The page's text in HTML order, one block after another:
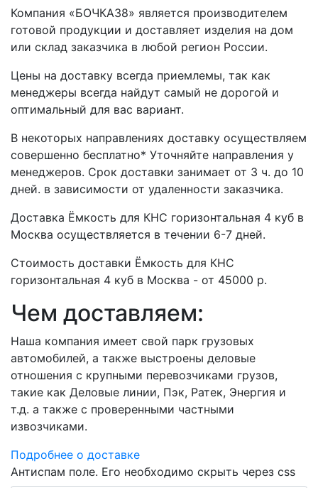
Компания «БОЧКА38» является производителем
готовой продукции и доставляет изделия на дом
или склад заказчика в любой регион России.
Цены на доставку всегда приемлемы, так как
менеджеры всегда найдут самый не дорогой и
оптимальный для вас вариант.
В некоторых направлениях доставку осуществляем
совершенно бесплатно* Уточняйте направления у
менеджеров. Срок доставки занимает от 3 ч. до 10
дней. в зависимости от удаленности заказчика.
Доставка Ёмкость для КНС горизонтальная 4 куб в
Москва осуществляется в течении 6-7 дней.
Стоимость доставки Ёмкость для КНС
горизонтальная 4 куб в Москва - от 45000 р.
Чем доставляем:
Наша компания имеет свой парк грузовых
автомобилей, а также выстроены деловые
отношения с крупными перевозчиками грузов,
такие как Деловые линии, Пэк, Ратек, Энергия и
т.д. а также с проверенными частными
извозчиками.
Подробнее о доставке
Антиспам поле. Его необходимо скрыть через css